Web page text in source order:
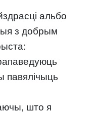
альбо
з добрым
павялічыць
што я